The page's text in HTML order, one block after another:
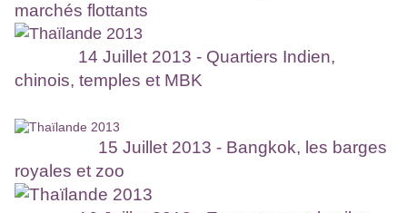
marchés flottants
14 Juillet 2013 - Quartiers Indien,
chinois, temples et MBK
15 Juillet 2013 - Bangkok, les barges
royales et zoo